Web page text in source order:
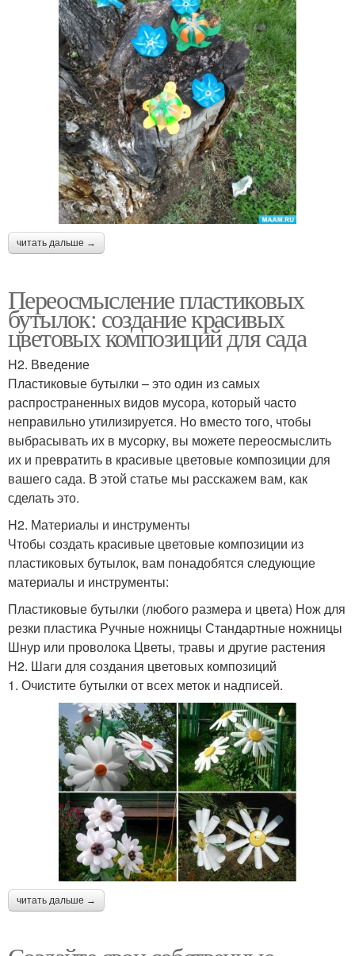
читать дальше →
Переосмысление пластиковых
бутылок: создание красивых
цветовых композиций для сада
H2. Введение
Пластиковые бутылки – это один из самых
распространенных видов мусора, который часто
неправильно утилизируется. Но вместо того, чтобы
выбрасывать их в мусорку, вы можете переосмыслить
их и превратить в красивые цветовые композиции для
вашего сада. В этой статье мы расскажем вам, как
сделать это.
H2. Материалы и инструменты
Чтобы создать красивые цветовые композиции из
пластиковых бутылок, вам понадобятся следующие
материалы и инструменты:
Пластиковые бутылки (любого размера и цвета) Нож для
резки пластика Ручные ножницы Стандартные ножницы
Шнур или проволока Цветы, травы и другие растения
H2. Шаги для создания цветовых композиций
1. Очистите бутылки от всех меток и надписей.
читать дальше →